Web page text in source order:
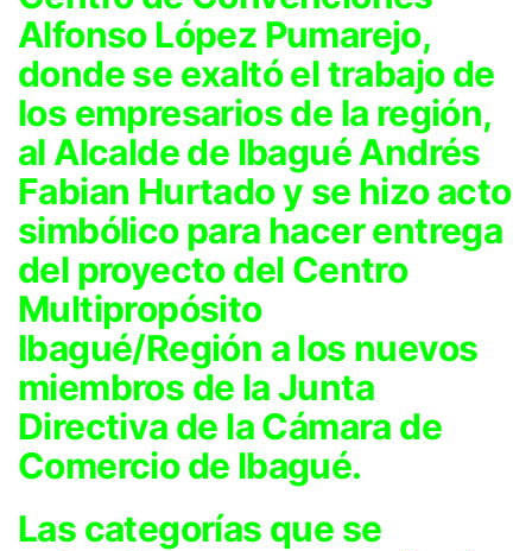
Alfonso López Pumarejo,
donde se exaltó el trabajo de
los empresarios de la región,
al Alcalde de Ibagué Andrés
Fabian Hurtado y se hizo acto
simbólico para hacer entrega
del proyecto del Centro
Multipropósito
Ibagué/Región a los nuevos
miembros de la Junta
Directiva de la Cámara de
Comercio de Ibagué.
Las categorías que se